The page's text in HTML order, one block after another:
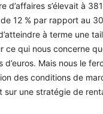
d’affaires s’élevait à
12 % par rapport au
à terme une
ce qui nous concerne
Mais nous le
des conditions de
sur une stratégie de